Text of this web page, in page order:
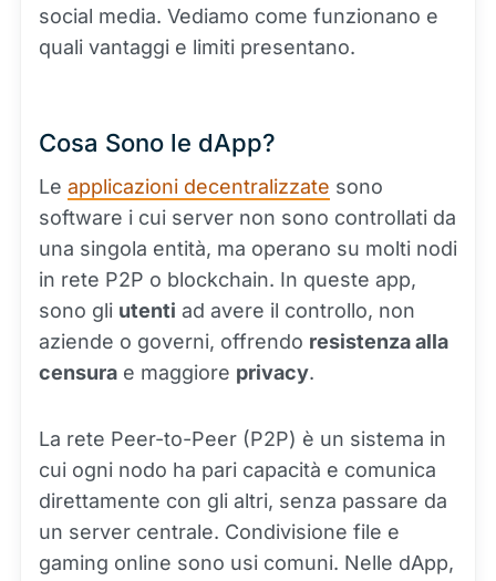
social media. Vediamo come funzionano e
quali vantaggi e limiti presentano.
Cosa Sono le dApp?
Le applicazioni decentralizzate sono
software i cui server non sono controllati da
una singola entità, ma operano su molti nodi
in rete P2P o blockchain. In queste app,
sono gli utenti ad avere il controllo, non
aziende o governi, offrendo resistenza alla
censura e maggiore privacy.
La rete Peer-to-Peer (P2P) è un sistema in
cui ogni nodo ha pari capacità e comunica
direttamente con gli altri, senza passare da
un server centrale. Condivisione file e
gaming online sono usi comuni. Nelle dApp,